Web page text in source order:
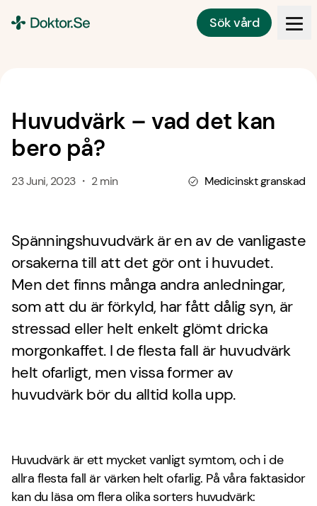
Sök vård
Huvudvärk – vad det kan
bero på?
23 Juni, 2023 ・ 2 min Medicinskt granskad
Spänningshuvudvärk är en av de vanligaste
orsakerna till att det gör ont i huvudet.
Men det finns många andra anledningar,
som att du är förkyld, har fått dålig syn, är
stressad eller helt enkelt glömt dricka
morgonkaffet. I de flesta fall är huvudvärk
helt ofarligt, men vissa former av
huvudvärk bör du alltid kolla upp.
Huvudvärk är ett mycket vanligt symtom, och i de
allra flesta fall är värken helt ofarlig. På våra faktasidor
kan du läsa om flera olika sorters huvudvärk: